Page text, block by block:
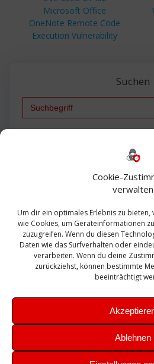
Cookie-
verwalten
Um dir ein optimales Erlebnis zu
wie Cookies, um Geräteinformationen
zuzugreifen. Wenn du diesen
Daten wie das Surfverhalten oder
verarbeiten. Wenn du deine
zurückziehst, können bestimmte
beeinträchtigt
Ablehnen
Beitrag:
Microsoft Office
OneNote Remote Code
Execution Vulnerability
Suchen
Bautagebuch
Exchange firewall
Microsoft
Sanierung SBS Security
Sicherung SIEM
Update Upgrade UTM
VMWare VPN
Zertifikat